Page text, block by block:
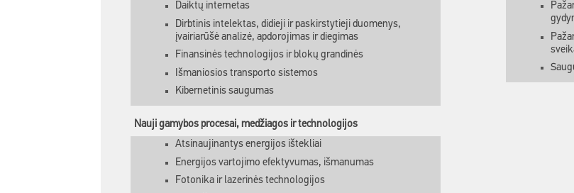
Daiktų internetas
Dirbtinis intelektas, didieji ir paskirstytieji duomenys,
įvairiarūšė analizė, apdorojimas ir diegimas
Finansinės technologijos ir blokų grandinės
Išmaniosios transporto sistemos
Kibernetinis saugumas
Nauji gamybos procesai, medžiagos ir technologijos
Atsinaujinantys energijos ištekliai
Energijos vartojimo efektyvumas, išmanumas
Fotonika ir lazerinės technologijos